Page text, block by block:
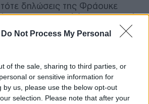
Do Not Process My Personal
of the sale, sharing to third parties, or
or sensitive information for
by us, please use the below opt-out
selection. Please note that after your
δηλώσεις της Φράουκε
τους στην υψηλότερη κορυφή
σύμβολο της πρόθεσης
κατάκτηση νέων πολιτικών